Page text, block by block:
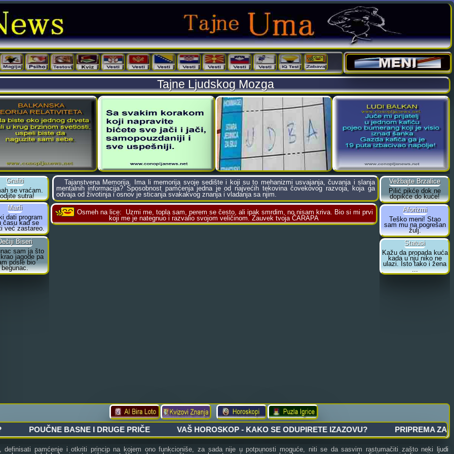
Tajne Ljudskog Mozga
Tajanstvena Memorija. Ima li memorija svoje sedište i koji su to mehanizmi usvajanja, čuvanja i slanja
mentalnih informacija? Sposobnost pamćenja jedna je od najvećih tekovina čovekovog razvoja, koja ga
odvaja od životinja i osnov je sticanja svakakvog znanja i vladanja sa njim.
Osmeh na lice: Uzmi me, topla sam, perem se često, ali ipak smrdim, no nisam kriva. Bio si mi prvi
koji me je nategnuo i razvalio svojom veličinom. Zauvek tvoja ČARAPA
pamćenje i otkriti princip na kojem ono funkcioniše, za sada nije u potpunosti moguće, niti se da sasvim rastumačiti zašto neki ljudi